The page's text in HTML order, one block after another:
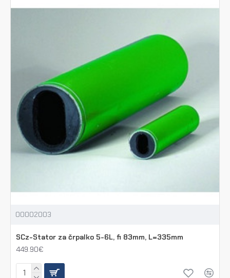
00002003
SCz-Stator za črpalko 5-6L, fi 83mm, L=335mm
449.90€